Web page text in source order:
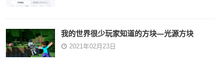
我的世界很少玩家知道的方块—光源方块
2021年02月23日